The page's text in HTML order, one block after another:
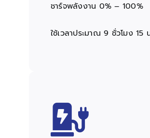
ชาร์จพลังงาน 0% – 100%
ใช้เวลาประมาณ 9 ชั่วโมง 15